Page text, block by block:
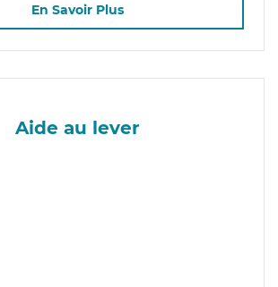
En Savoir Plus
Aide au lever